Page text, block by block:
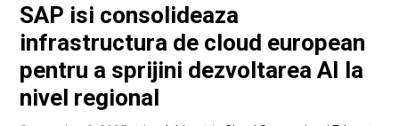
SAP isi consolideaza
infrastructura de cloud european
pentru a sprijini dezvoltarea AI la
nivel regional